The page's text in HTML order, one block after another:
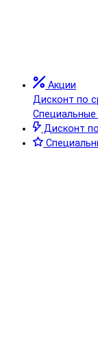
Акции
Дисконт по
Дисконт